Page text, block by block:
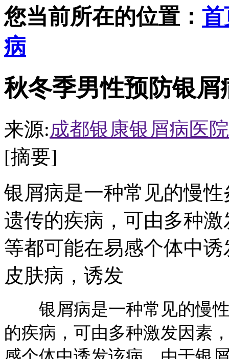
您当前所在的位置： 首
病
秋冬季男性预防银屑
来源:成都银康银屑病医院
[摘要]
银屑病是一种常见的慢
遗传的疾病，可由多种
等都可能在易感个体中
皮肤病，诱发
银屑病是一种常见的慢性
的疾病，可由多种激发因素